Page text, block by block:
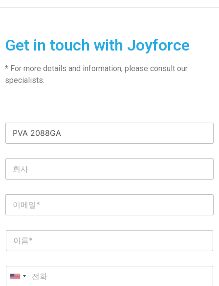
Get in touch with Joyforce
* For more details and information, please consult our
specialists.